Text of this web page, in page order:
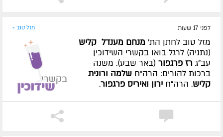
לפני 17 שעות מזל טוב »
מזל טוב לחתן הת' מנחם מענדל קליש
(נתניה) לרגל בואו בקשרי השידוכין
עב"ג רז פרגפור (באר שבע). משנה
ברכות להורים: הרה"ח שלמה ורונית
קליש. הרה"ח ירון ואיריס פרגפור.